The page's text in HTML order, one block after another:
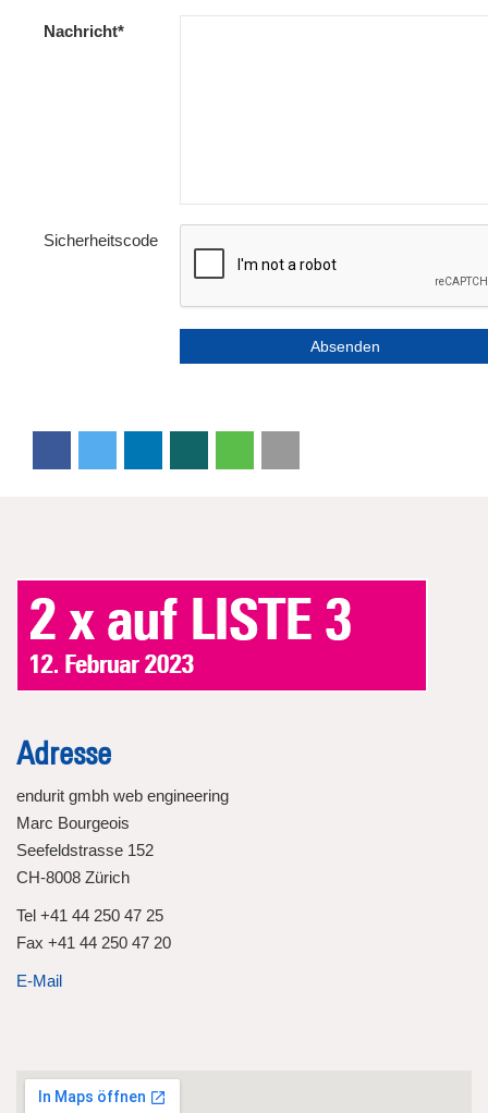
Nachricht*
Sicherheitscode
Adresse
endurit gmbh web engineering
Marc Bourgeois
Seefeldstrasse 152
CH-8008 Zürich
Tel +41 44 250 47 25
Fax +41 44 250 47 20
E-Mail